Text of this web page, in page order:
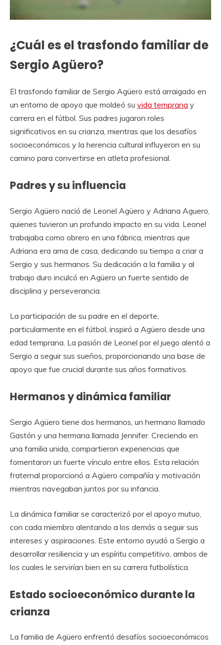
¿Cuál es el trasfondo familiar de
Sergio Agüero?
El trasfondo familiar de Sergio Agüero está arraigado en
un entorno de apoyo que moldeó su vida temprana y
carrera en el fútbol. Sus padres jugaron roles
significativos en su crianza, mientras que los desafíos
socioeconómicos y la herencia cultural influyeron en su
camino para convertirse en atleta profesional.
Padres y su influencia
Sergio Agüero nació de Leonel Agüero y Adriana Aguero,
quienes tuvieron un profundo impacto en su vida. Leonel
trabajaba como obrero en una fábrica, mientras que
Adriana era ama de casa, dedicando su tiempo a criar a
Sergio y sus hermanos. Su dedicación a la familia y al
trabajo duro inculcó en Agüero un fuerte sentido de
disciplina y perseverancia.
La participación de su padre en el deporte,
particularmente en el fútbol, inspiró a Agüero desde una
edad temprana. La pasión de Leonel por el juego alentó a
Sergio a seguir sus sueños, proporcionando una base de
apoyo que fue crucial durante sus años formativos.
Hermanos y dinámica familiar
Sergio Agüero tiene dos hermanos, un hermano llamado
Gastón y una hermana llamada Jennifer. Creciendo en
una familia unida, compartieron experiencias que
fomentaron un fuerte vínculo entre ellos. Esta relación
fraternal proporcionó a Agüero compañía y motivación
mientras navegaban juntos por su infancia.
La dinámica familiar se caracterizó por el apoyo mutuo,
con cada miembro alentando a los demás a seguir sus
intereses y aspiraciones. Este entorno ayudó a Sergio a
desarrollar resiliencia y un espíritu competitivo, ambos de
los cuales le servirían bien en su carrera futbolística.
Estado socioeconómico durante la
crianza
La familia de Agüero enfrentó desafíos socioeconómicos